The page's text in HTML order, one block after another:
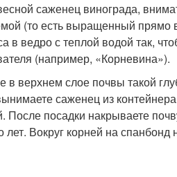
саженец винограда,
(то есть выращенный прямо
в ведро с теплой водой так,
(например, «Корневина»).
в верхнем слое почвы такой
саженец из
После посадки накрываете
лет. Вокруг корней на